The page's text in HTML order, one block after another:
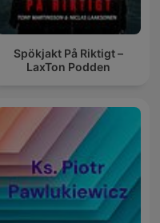
Spökjakt På Riktigt –
LaxTon Podden